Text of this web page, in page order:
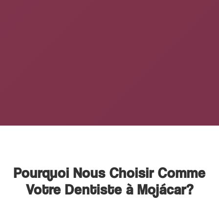
Pourquoi Nous Choisir Comme
Votre Dentiste à Mojácar?